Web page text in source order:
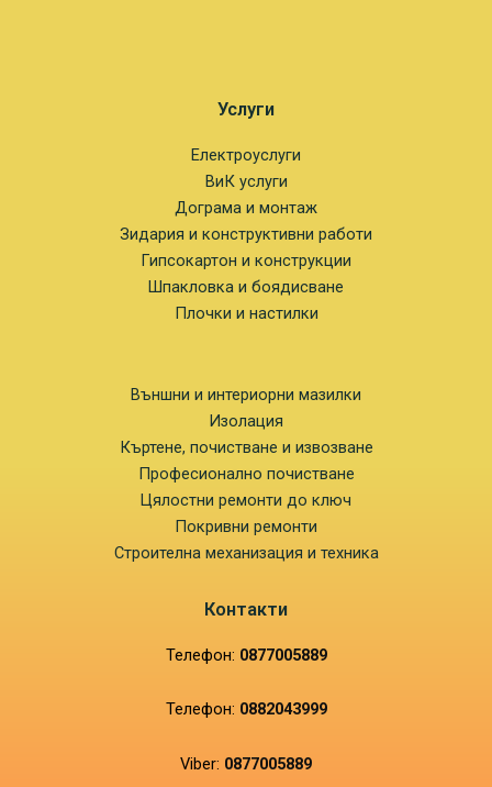
Услуги
Електроуслуги
ВиК услуги
Дограма и монтаж
Зидария и конструктивни работи
Гипсокартон и конструкции
Шпакловка и боядисване
Плочки и настилки
Външни и интериорни мазилки
Изолация
Къртене, почистване и извозване
Професионално почистване
Цялостни ремонти до ключ
Покривни ремонти
Строителна механизация и техника
Контакти
Телефон: 0877005889
Телефон: 0882043999
Viber: 0877005889